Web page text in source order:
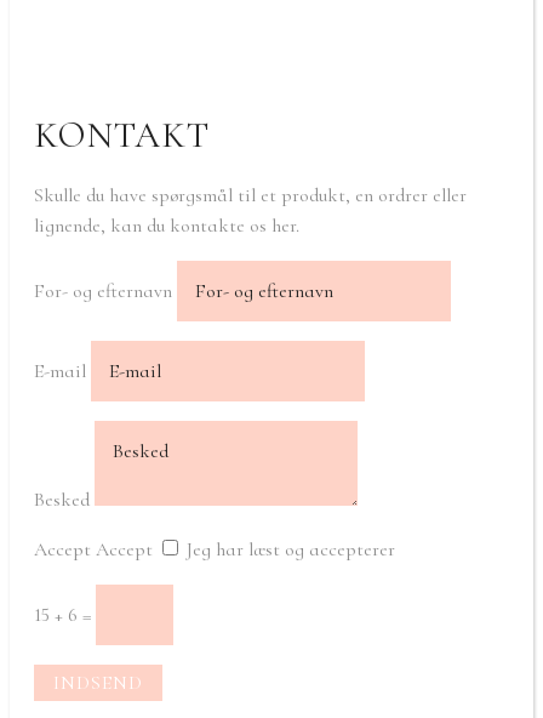
KONTAKT
Skulle du have spørgsmål til et produkt, en ordrer eller
lignende, kan du kontakte os her.
For- og efternavn
E-mail
Besked
Accept Accept Jeg har læst og accepterer
15 + 6 =
INDSEND